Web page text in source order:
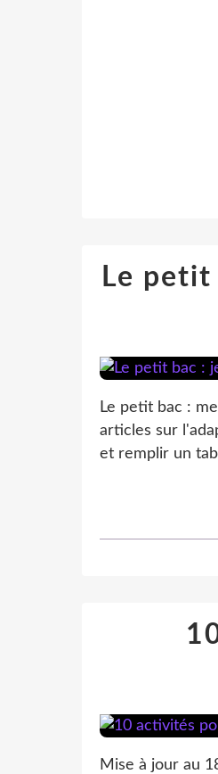
Le
Le petit bac :
articles sur
et remplir un
Mise à jour au